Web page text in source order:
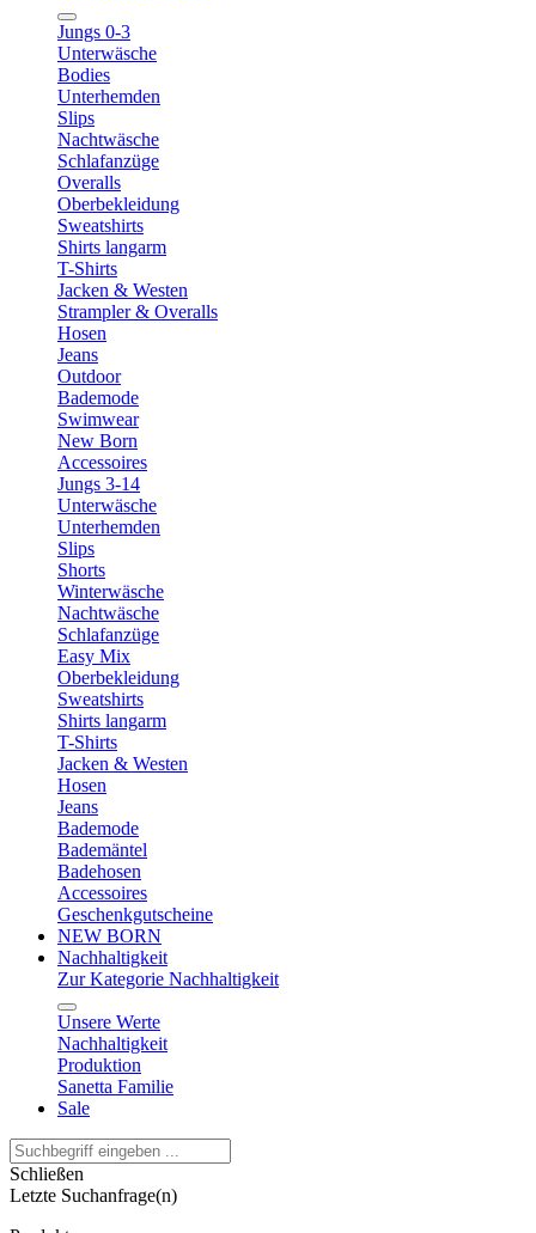
Jungs 0-3
Unterwäsche
Bodies
Unterhemden
Slips
Nachtwäsche
Schlafanzüge
Overalls
Oberbekleidung
Sweatshirts
Shirts langarm
T-Shirts
Jacken & Westen
Strampler & Overalls
Hosen
Jeans
Outdoor
Bademode
Swimwear
New Born
Accessoires
Jungs 3-14
Unterwäsche
Unterhemden
Slips
Shorts
Winterwäsche
Nachtwäsche
Schlafanzüge
Easy Mix
Oberbekleidung
Sweatshirts
Shirts langarm
T-Shirts
Jacken & Westen
Hosen
Jeans
Bademode
Bademäntel
Badehosen
Accessoires
Geschenkgutscheine
NEW BORN
Nachhaltigkeit
Zur Kategorie Nachhaltigkeit
Unsere Werte
Nachhaltigkeit
Produktion
Sanetta Familie
Sale
Schließen
Letzte Suchanfrage(n)